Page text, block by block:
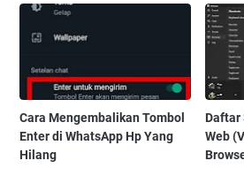
Cara Mengembalikan Tombol
Enter di WhatsApp Hp Yang
Hilang
Daftar
Web